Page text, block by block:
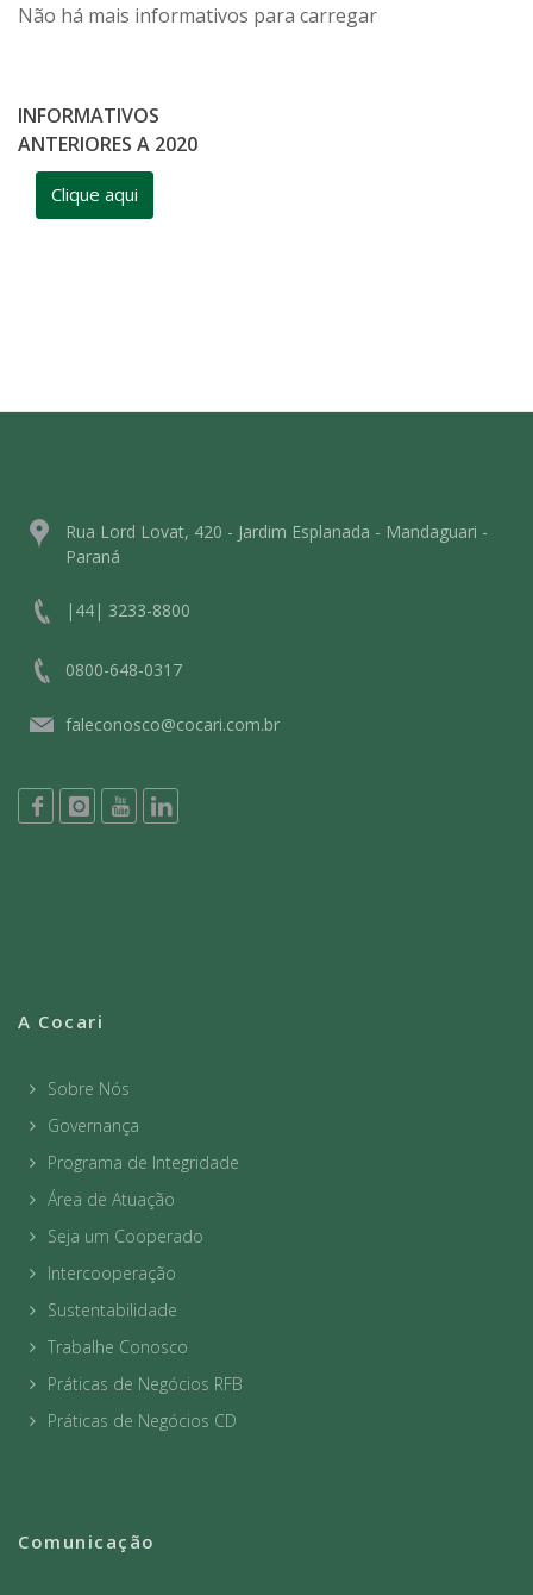
Não há mais informativos para carregar
INFORMATIVOS
ANTERIORES A 2020
Clique aqui
Rua Lord Lovat, 420 - Jardim Esplanada - Mandaguari -
Paraná
|44| 3233-8800
0800-648-0317
faleconosco@cocari.com.br
A Cocari
Sobre Nós
Governança
Programa de Integridade
Área de Atuação
Seja um Cooperado
Intercooperação
Sustentabilidade
Trabalhe Conosco
Práticas de Negócios RFB
Práticas de Negócios CD
Comunicação